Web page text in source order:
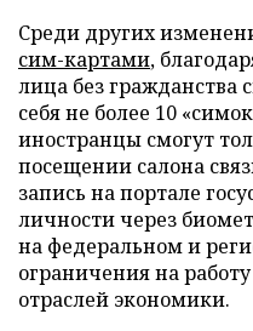
Среди других
сим-картами,
лица без гражданства
себя не более 10
иностранцы смогут
посещении салона
запись на портале
личности через
на федеральном и
ограничения на
отраслей экономики.